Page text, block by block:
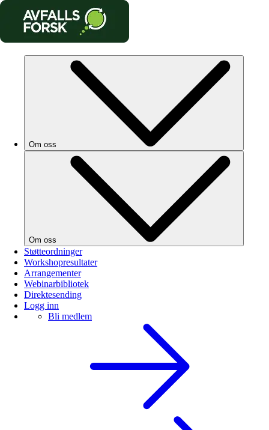
Om oss
Om oss
Støtteordninger
Workshopresultater
Arrangementer
Webinarbibliotek
Direktesending
Logg inn
Bli medlem